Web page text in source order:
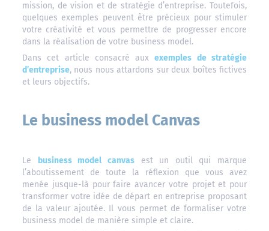
mission, de vision et de stratégie d’entreprise. Toutefois,
quelques exemples peuvent être précieux pour stimuler
votre créativité et vous permettre de progresser encore
dans la réalisation de votre business model.
Dans cet article consacré auxexemples de stratégie
d’entreprise, nous nous attardons sur deux boîtes fictives
et leurs objectifs.
Le business model Canvas
Le business model canvasest un outil qui marque
l’aboutissement de toute la réflexion que vous avez
menée jusque-là pour faire avancer votre projet et pour
transformer votre idée de départ en entreprise proposant
de la valeur ajoutée. Il vous permet de formaliser votre
business model de manière simple et claire.